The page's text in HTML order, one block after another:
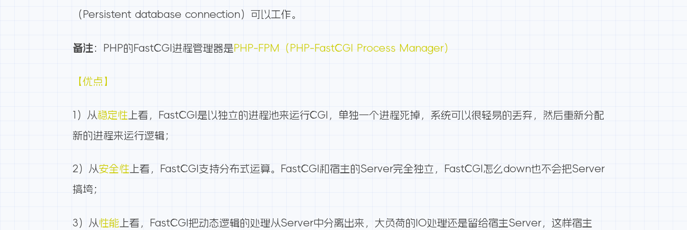
（Persistent database connection）可以工作。
备注 ：PHP的FastCGI进程管理器是 PHP-FPM（PHP-FastCGI Process Manager）
【优点】
1）从稳定性 上看，FastCGI是以独立的进程池来运行CGI，单独一个进程死掉，系统可以很轻易的丢弃，然后重新分配
新的进程来运行逻辑；
2）从安全性 上看，FastCGI支持分布式运算。FastCGI和宿主的Server完全独立，FastCGI怎么down也不会把Server
搞垮；
3）从性能 上看，FastCGI把动态逻辑的处理从Server中分离出来，大负荷的IO处理还是留给宿主Server，这样宿主